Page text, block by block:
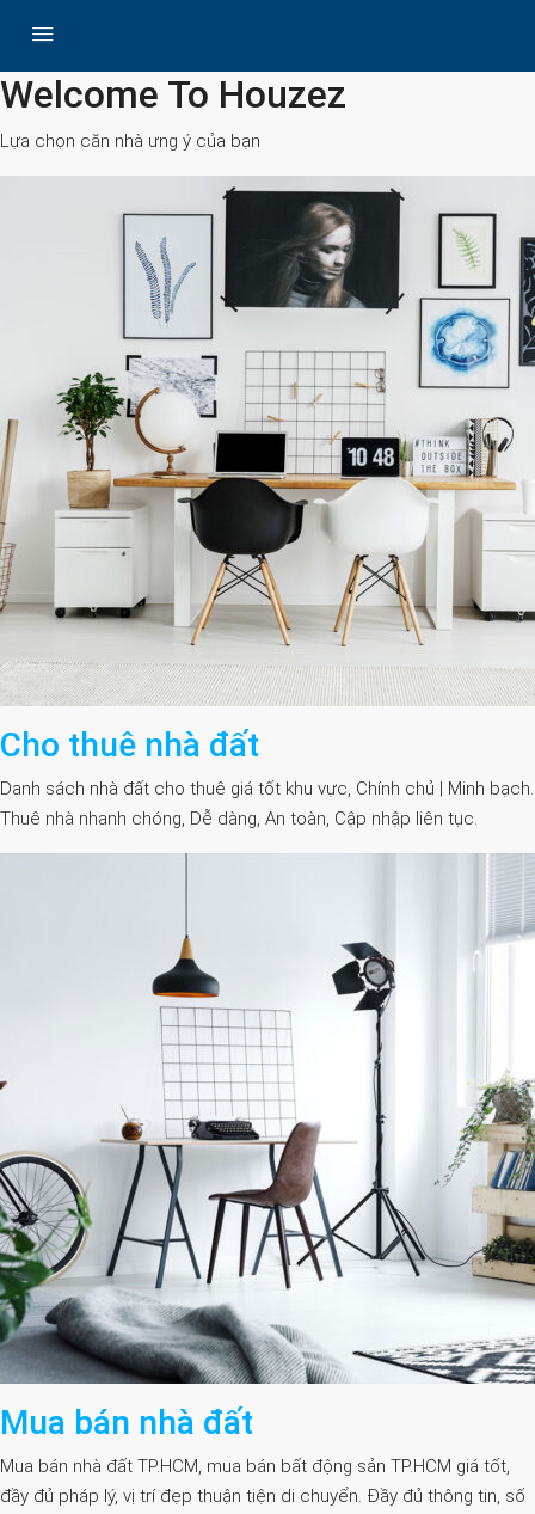
Search
Welcome To Houzez
Lựa chọn căn nhà ưng ý của bạn
Cho thuê nhà đất
Danh sách nhà đất cho thuê giá tốt khu vực, Chính chủ | Minh bạch.
Thuê nhà nhanh chóng, Dễ dàng, An toàn, Cập nhập liên tục.
Mua bán nhà đất
Mua bán nhà đất TP.HCM, mua bán bất động sản TP.HCM giá tốt,
đầy đủ pháp lý, vị trí đẹp thuận tiện di chuyển. Đầy đủ thông tin, số